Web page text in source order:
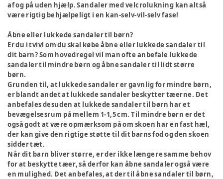
af og på uden hjælp. Sandaler med velcrolukning kan altså
være rigtig behjælpeligt i en kan-selv-vil-selv fase!
Åbne eller lukkede sandaler til børn?
Er du i tvivl om du skal købe åbne eller lukkede sandaler til
dit barn? Som hovedregel vil man ofte anbefale lukkede
sandaler til mindre børn og åbne sandaler til lidt større
børn.
Grunden til, at lukkede sandaler er gavnlig for mindre børn,
er blandt andet at lukkede sandaler beskytter tæerne. Det
anbefales desuden at lukkede sandaler til børn har et
bevægelsesrum på mellem 1-1,5 cm. Til mindre børn er det
også godt at være opmærksom på om skoen har en fast hæl,
der kan give den rigtige støtte til dit barns fod og den skoen
sidder tæt.
Når dit barn bliver større, er der ikke længere samme behov
for at beskytte tæer, så derfor kan åbne sandaler også være
en mulighed. Det anbefales, at der til åbne sandaler til børn,